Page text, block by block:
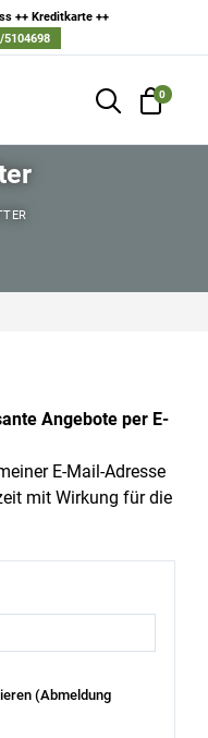
++ Kreditkarte ++
5104698
0
Angebote per E-
E-Mail-Adresse
mit Wirkung für die
(Abmeldung